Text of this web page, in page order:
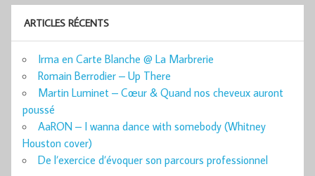
ARTICLES RÉCENTS
Irma en Carte Blanche @ La Marbrerie
Romain Berrodier – Up There
Martin Luminet – Cœur & Quand nos cheveux auront
poussé
AaRON – I wanna dance with somebody (Whitney
Houston cover)
De l’exercice d’évoquer son parcours professionnel